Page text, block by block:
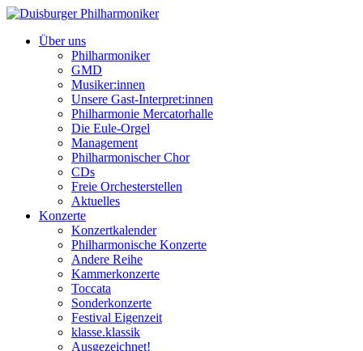
Über uns
Philharmoniker
GMD
Musiker:innen
Unsere Gast-Interpret:innen
Philharmonie Mercatorhalle
Die Eule-Orgel
Management
Philharmonischer Chor
CDs
Freie Orchesterstellen
Aktuelles
Konzerte
Konzertkalender
Philharmonische Konzerte
Andere Reihe
Kammerkonzerte
Toccata
Sonderkonzerte
Festival Eigenzeit
klasse.klassik
Ausgezeichnet!